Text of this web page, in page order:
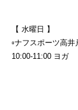
【 水曜日 】
▫︎ナフスポーツ高井
10:00-11:00 ヨガ